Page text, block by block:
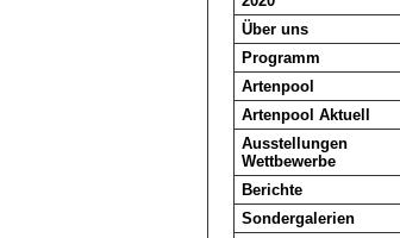
Über uns
Programm
Artenpool
Artenpool Aktuell
Ausstellungen
Wettbewerbe
Berichte
Sondergalerien